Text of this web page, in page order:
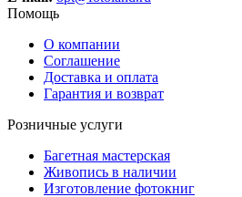
Помощь
О компании
Соглашение
Доставка и оплата
Гарантия и возврат
Розничные услуги
Багетная мастерская
Живопись в наличии
Изготовление фотокниг